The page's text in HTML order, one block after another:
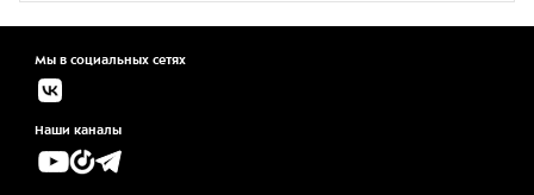
Мы в социальных сетях
Наши каналы